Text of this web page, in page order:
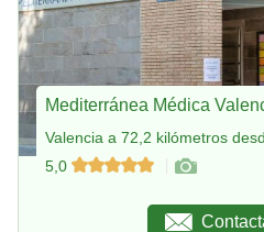
Mediterránea Médica
Valencia a 72,2 kilómetros
5,0